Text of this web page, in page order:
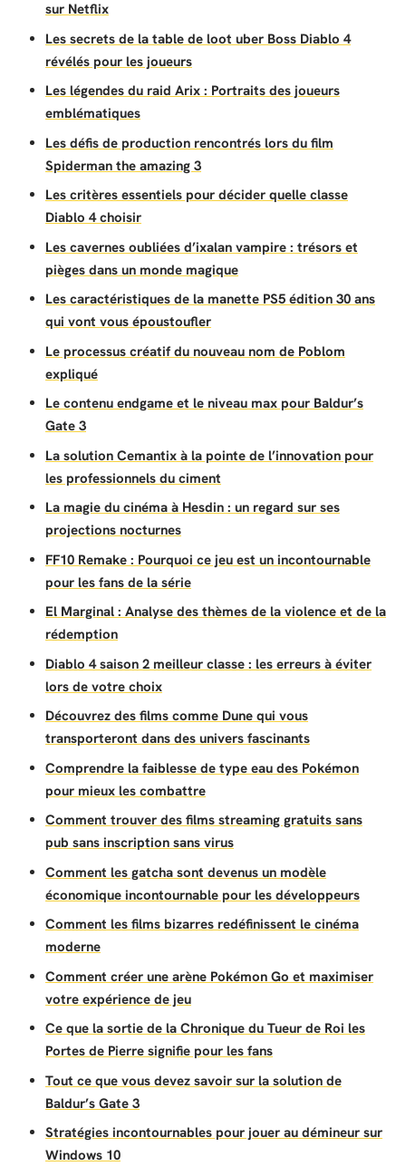
sur Netflix
Les secrets de la table de loot uber Boss Diablo 4
révélés pour les joueurs
Les légendes du raid Arix : Portraits des joueurs
emblématiques
Les défis de production rencontrés lors du film
Spiderman the amazing 3
Les critères essentiels pour décider quelle classe
Diablo 4 choisir
Les cavernes oubliées d’ixalan vampire : trésors et
pièges dans un monde magique
Les caractéristiques de la manette PS5 édition 30 ans
qui vont vous époustoufler
Le processus créatif du nouveau nom de Poblom
expliqué
Le contenu endgame et le niveau max pour Baldur’s
Gate 3
La solution Cemantix à la pointe de l’innovation pour
les professionnels du ciment
La magie du cinéma à Hesdin : un regard sur ses
projections nocturnes
FF10 Remake : Pourquoi ce jeu est un incontournable
pour les fans de la série
El Marginal : Analyse des thèmes de la violence et de la
rédemption
Diablo 4 saison 2 meilleur classe : les erreurs à éviter
lors de votre choix
Découvrez des films comme Dune qui vous
transporteront dans des univers fascinants
Comprendre la faiblesse de type eau des Pokémon
pour mieux les combattre
Comment trouver des films streaming gratuits sans
pub sans inscription sans virus
Comment les gatcha sont devenus un modèle
économique incontournable pour les développeurs
Comment les films bizarres redéfinissent le cinéma
moderne
Comment créer une arène Pokémon Go et maximiser
votre expérience de jeu
Ce que la sortie de la Chronique du Tueur de Roi les
Portes de Pierre signifie pour les fans
Tout ce que vous devez savoir sur la solution de
Baldur’s Gate 3
Stratégies incontournables pour jouer au démineur sur
Windows 10